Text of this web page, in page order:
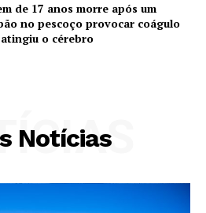
de 17 anos morre após um
no pescoço provocar coágulo
o cérebro
Notícias